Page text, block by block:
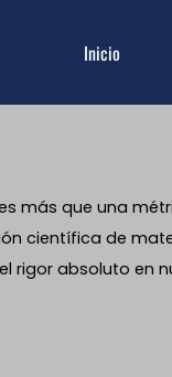
Inicio
más que una
científica de
rigor absoluto en